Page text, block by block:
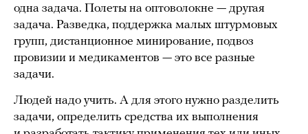
одна задача. Полеты на оптоволокне — другая
задача. Разведка, поддержка малых штурмовых
групп, дистанционное минирование, подвоз
провизии и медикаментов — это все разные
задачи.
Людей надо учить. А для этого нужно разделить
задачи, определить средства их выполнения